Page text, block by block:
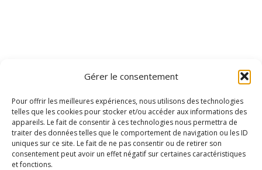
Gérer le consentement
Pour offrir les meilleures expériences, nous utilisons des technologies
telles que les cookies pour stocker et/ou accéder aux informations des
appareils. Le fait de consentir à ces technologies nous permettra de
traiter des données telles que le comportement de navigation ou les ID
uniques sur ce site. Le fait de ne pas consentir ou de retirer son
consentement peut avoir un effet négatif sur certaines caractéristiques
et fonctions.